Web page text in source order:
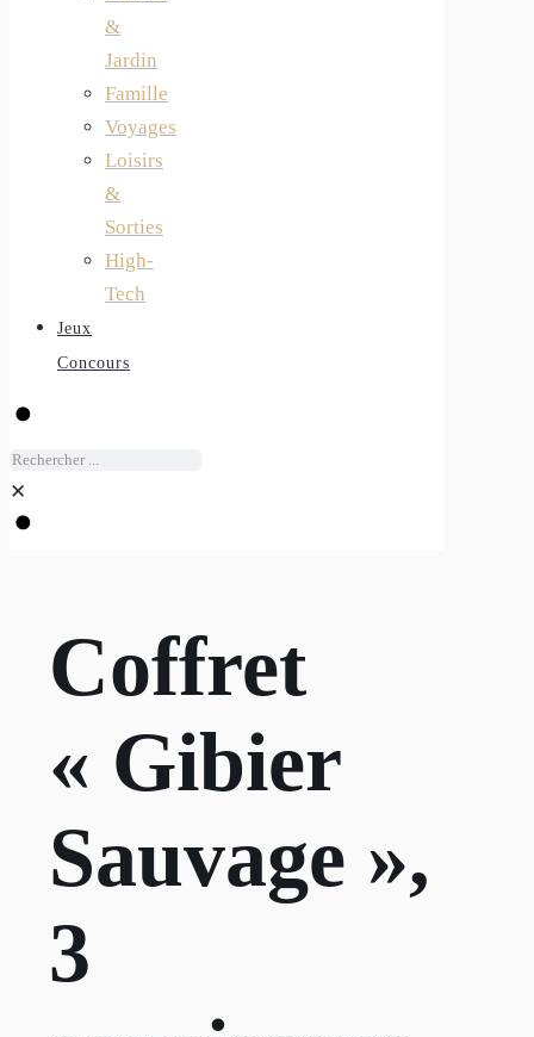
&
Jardin
Famille
Voyages
Loisirs
&
Sorties
High-
Tech
Jeux
Concours
✕
Coffret
« Gibier
Sauvage »,
3